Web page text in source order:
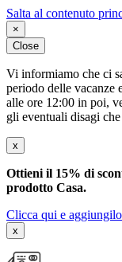
Salta al contenuto
×
Close
Vi informiamo che ci
periodo delle vacanze
alle ore 12:00 in poi,
gli eventuali disagi
x
Ottieni il 15% di
prodotto Casa.
Clicca qui e
x